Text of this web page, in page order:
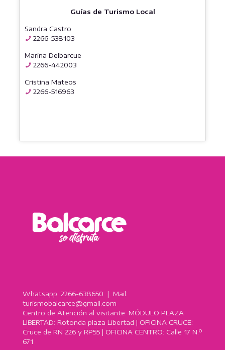
Guías de Turismo Local
Sandra Castro
2266-538103
Marina Delbarcue
2266-442003
Cristina Mateos
2266-516963
Whatsapp: 2266-638650 | Mail:
turismobalcarce@gmail.com
Centro de Atención al visitante: MÓDULO PLAZA
LIBERTAD: Rotonda plaza Libertad | OFICINA CRUCE:
Cruce de RN 226 y RP55 | OFICINA CENTRO: Calle 17 N.º
671